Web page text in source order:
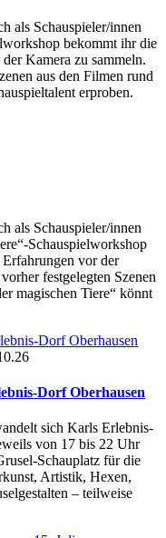
als Schauspieler/innen
bekommt ihr die
Kamera zu sammeln.
aus den Filmen rund
erproben.
als Schauspieler/innen
Schauspielworkshop
vor der
festgelegten Szenen
magischen Tiere“ könnt
Dorf Oberhausen
sich Karls Erlebnis-
von 17 bis 22 Uhr
Schauplatz für die
Artistik, Hexen,
– teilweise